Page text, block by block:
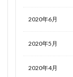
2020年6月
2020年5月
2020年4月